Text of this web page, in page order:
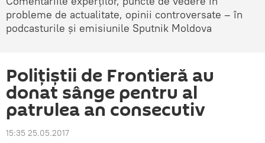
probleme de actualitate, opinii controversate – în
podcasturile și emisiunile Sputnik Moldova
Polițiștii de Frontieră au
donat sânge pentru al
patrulea an consecutiv
15:35 25.05.2017